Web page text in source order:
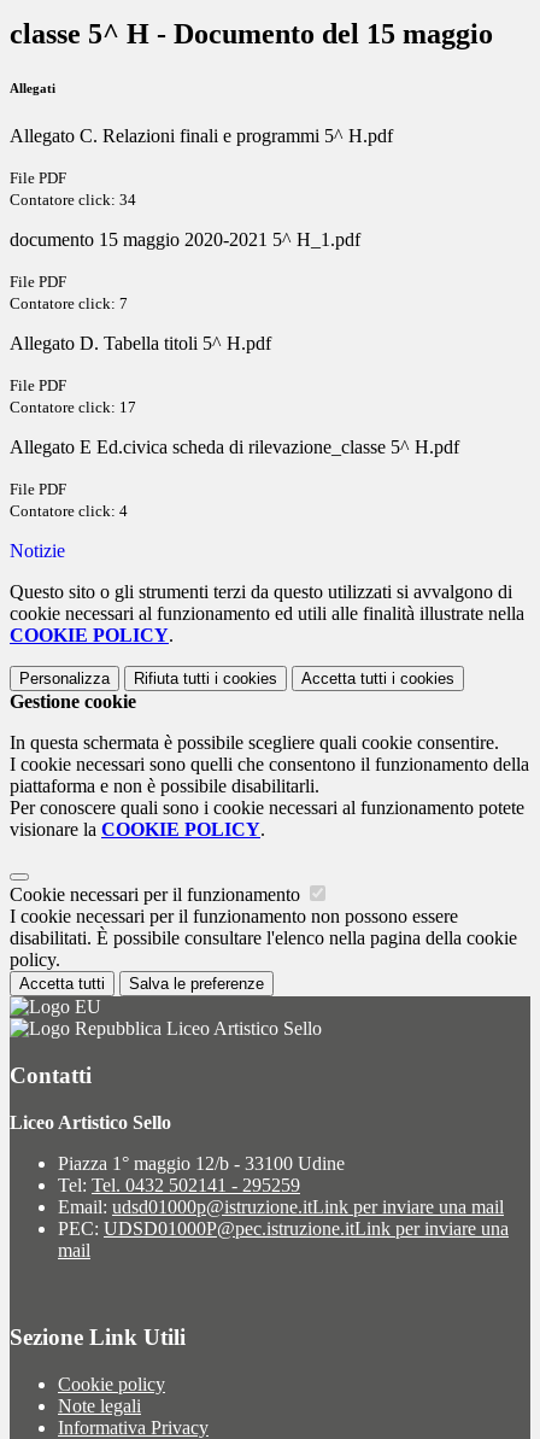
classe 5^ H - Documento del 15 maggio
Allegati
Allegato C. Relazioni finali e programmi 5^ H.pdf
File PDF
Contatore click: 34
documento 15 maggio 2020-2021 5^ H_1.pdf
File PDF
Contatore click: 7
Allegato D. Tabella titoli 5^ H.pdf
File PDF
Contatore click: 17
Allegato E Ed.civica scheda di rilevazione_classe 5^ H.pdf
File PDF
Contatore click: 4
Notizie
Questo sito o gli strumenti terzi da questo utilizzati si avvalgono di
cookie necessari al funzionamento ed utili alle finalità illustrate nella
COOKIE POLICY.
Personalizza Rifiuta tutti i cookies Accetta tutti i cookies
Gestione cookie
In questa schermata è possibile scegliere quali cookie consentire.
I cookie necessari sono quelli che consentono il funzionamento della
piattaforma e non è possibile disabilitarli.
Per conoscere quali sono i cookie necessari al funzionamento potete
visionare la COOKIE POLICY.
Cookie necessari per il funzionamento
I cookie necessari per il funzionamento non possono essere
disabilitati. È possibile consultare l'elenco nella pagina della cookie
policy.
Accetta tutti Salva le preferenze
Liceo Artistico Sello
Contatti
Liceo Artistico Sello
Piazza 1° maggio 12/b - 33100 Udine
Tel: Tel. 0432 502141 - 295259
Email: udsd01000p@istruzione.itLink per inviare una mail
PEC: UDSD01000P@pec.istruzione.itLink per inviare una
mail
Sezione Link Utili
Cookie policy
Note legali
Informativa Privacy